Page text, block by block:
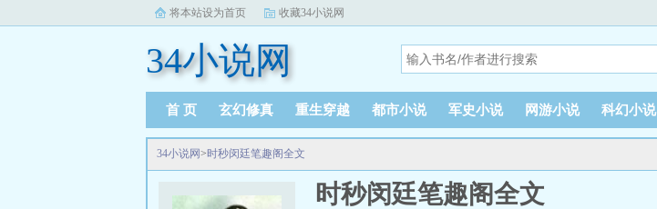
将本站设为首页 收藏34小说网
34小说网
首 页 玄幻修真 重生穿越 都市小说 军史小说 网游小说 科幻小说
34小说网>时秒闵廷笔趣阁全文
时秒闵廷笔趣阁全文